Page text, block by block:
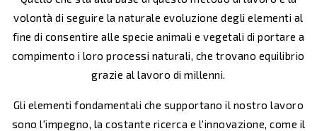
volontà di seguire la naturale evoluzione degli elementi al
fine di consentire alle specie animali e vegetali di portare a
compimento i loro processi naturali, che trovano equilibrio
grazie al lavoro di millenni.
Gli elementi fondamentali che supportano il nostro lavoro
sono l'impegno, la costante ricerca e l'innovazione, come il